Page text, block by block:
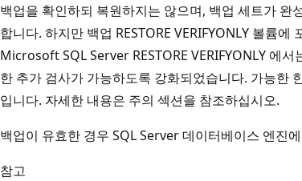
백업을 확인하되 복원하지는 않으며, 백업 세트가 완
합니다. 하지만 백업 RESTORE VERIFYONLY 볼륨
Microsoft SQL Server RESTORE VERIFYONLY 에
한 추가 검사가 가능하도록 강화되었습니다. 가능한
입니다. 자세한 내용은 주의 섹션을 참조하십시오.
백업이 유효한 경우 SQL Server 데이터베이스 엔진
참고